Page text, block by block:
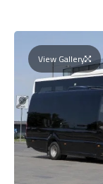
View Gallery